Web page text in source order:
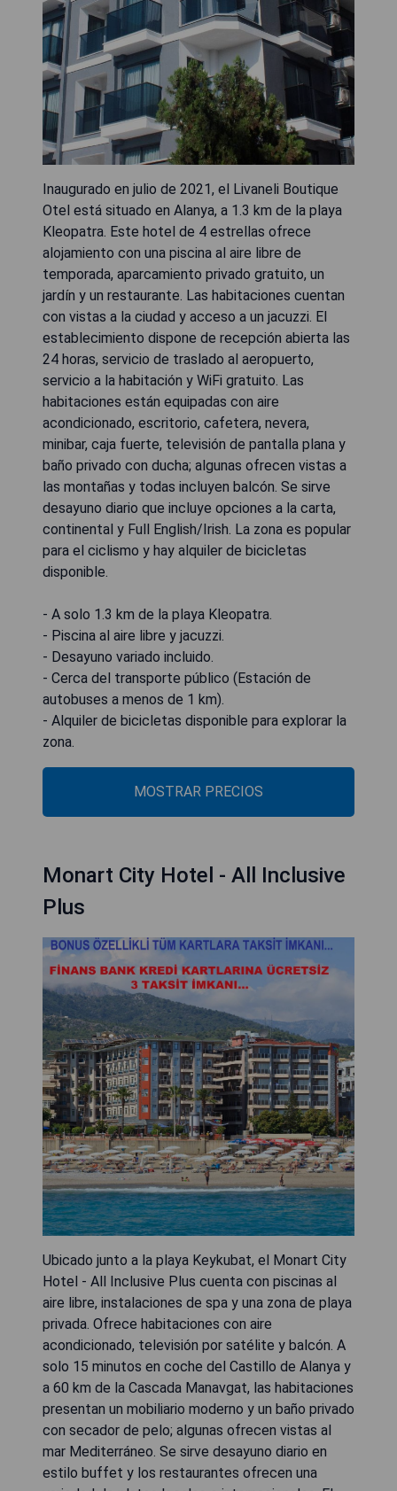
Inaugurado en julio de 2021, el Livaneli Boutique
Otel está situado en Alanya, a 1.3 km de la playa
Kleopatra. Este hotel de 4 estrellas ofrece
alojamiento con una piscina al aire libre de
temporada, aparcamiento privado gratuito, un
jardín y un restaurante. Las habitaciones cuentan
con vistas a la ciudad y acceso a un jacuzzi. El
establecimiento dispone de recepción abierta las
24 horas, servicio de traslado al aeropuerto,
servicio a la habitación y WiFi gratuito. Las
habitaciones están equipadas con aire
acondicionado, escritorio, cafetera, nevera,
minibar, caja fuerte, televisión de pantalla plana y
baño privado con ducha; algunas ofrecen vistas a
las montañas y todas incluyen balcón. Se sirve
desayuno diario que incluye opciones a la carta,
continental y Full English/Irish. La zona es popular
para el ciclismo y hay alquiler de bicicletas
disponible.
- A solo 1.3 km de la playa Kleopatra.
- Piscina al aire libre y jacuzzi.
- Desayuno variado incluido.
- Cerca del transporte público (Estación de
autobuses a menos de 1 km).
- Alquiler de bicicletas disponible para explorar la
zona.
MOSTRAR PRECIOS
Monart City Hotel - All Inclusive
Plus
Ubicado junto a la playa Keykubat, el Monart City
Hotel - All Inclusive Plus cuenta con piscinas al
aire libre, instalaciones de spa y una zona de playa
privada. Ofrece habitaciones con aire
acondicionado, televisión por satélite y balcón. A
solo 15 minutos en coche del Castillo de Alanya y
a 60 km de la Cascada Manavgat, las habitaciones
presentan un mobiliario moderno y un baño privado
con secador de pelo; algunas ofrecen vistas al
mar Mediterráneo. Se sirve desayuno diario en
estilo buffet y los restaurantes ofrecen una